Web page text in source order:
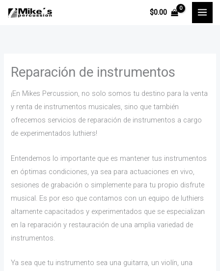
$0.00
Reparación de instrumentos
¡En Mikes Percussion, no solo somos tu destino para la venta
y renta de instrumentos musicales, sino que también
ofrecemos servicios de reparación de instrumentos a cargo
de experimentados luthiers!
Entendemos lo importante que es mantener tus instrumentos
en óptimas condiciones, ya sea para actuaciones en vivo,
sesiones de grabación o simplemente para tu propio disfrute
musical. Es por eso que contamos con un equipo de luthiers
altamente capacitados y experimentados que se especializan
en la reparación y restauración de una amplia variedad de
instrumentos.
Ya sea que tu instrumento sea una guitarra, un violín, una